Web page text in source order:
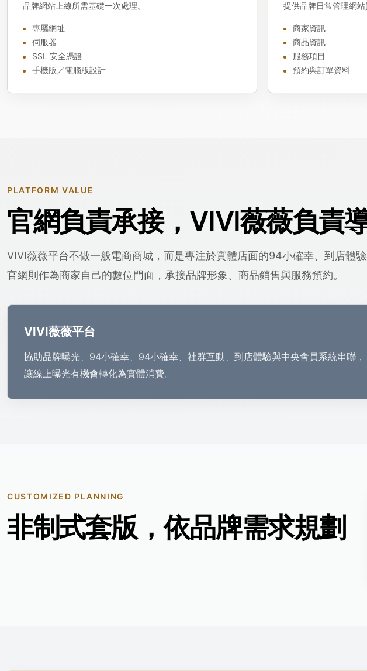
品牌網站上線所需基礎一次處理。
專屬網址
伺服器
SSL 安全憑證
手機版／電腦版設計
提供品牌日常管理網站
商家資訊
商品資訊
服務項目
預約與訂單資料
PLATFORM VALUE
官網負責承接，VIVI薇薇負責
VIVI薇薇平台不做一般電商商城，而是專注於實體店面的94小確幸、到店體
官網則作為商家自己的數位門面，承接品牌形象、商品銷售與服務預約。
VIVI薇薇平台
協助品牌曝光、94小確幸、94小確幸、社群互動、到店體驗與中央會員系統串聯，
讓線上曝光有機會轉化為實體消費。
CUSTOMIZED PLANNING
非制式套版，依品牌需求規劃